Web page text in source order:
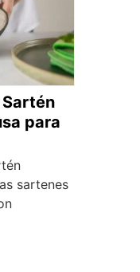
para
sartenes